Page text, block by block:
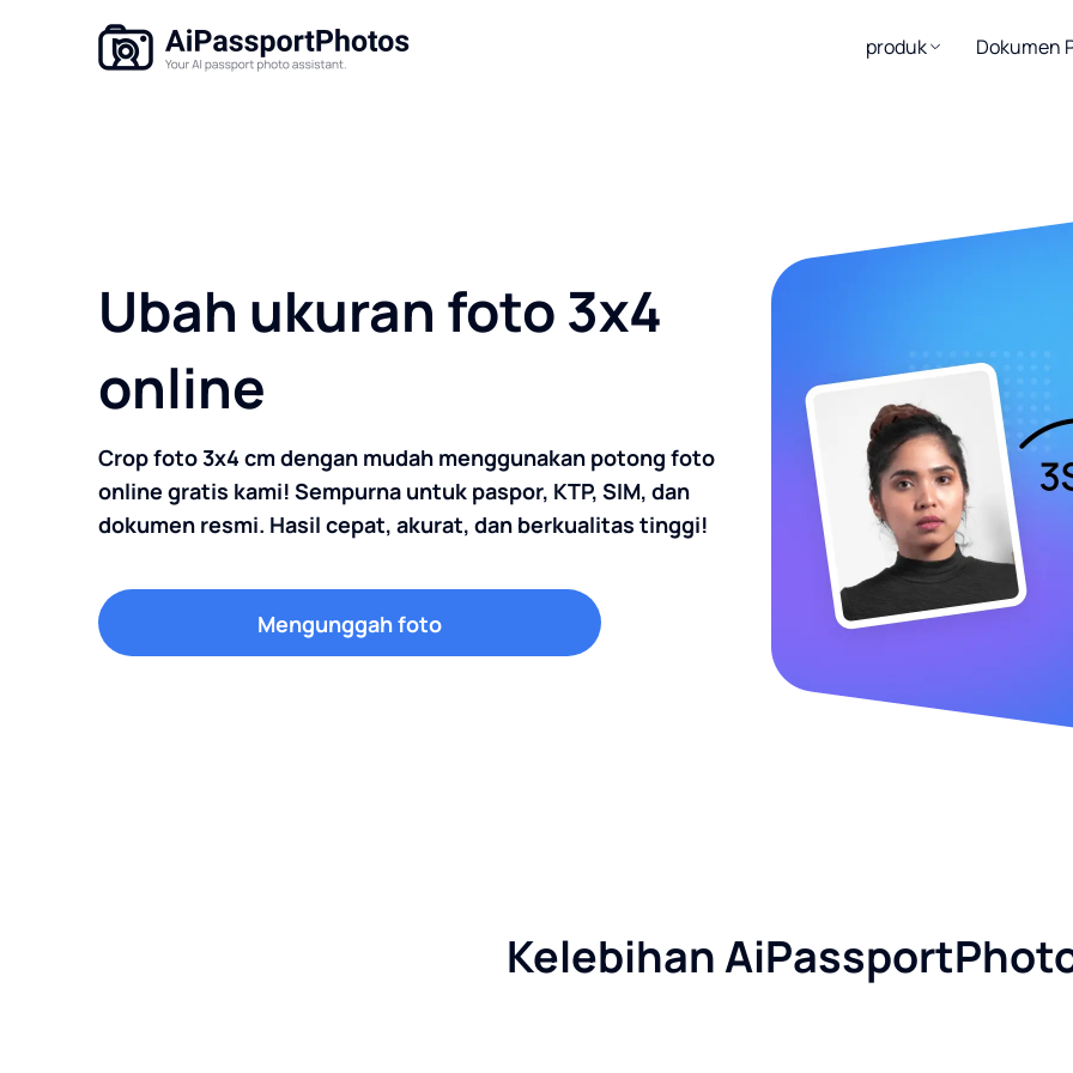
produk Dokumen
Ubah ukuran foto 3x4
online
Crop foto 3x4 cm dengan mudah menggunakan potong foto
online gratis kami! Sempurna untuk paspor, KTP, SIM, dan
dokumen resmi. Hasil cepat, akurat, dan berkualitas tinggi!
Mengunggah foto
Kelebihan